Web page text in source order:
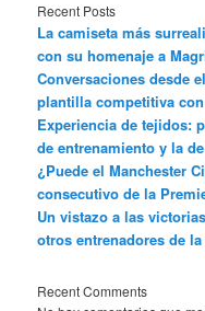
Recent Posts
La camiseta más
con su homenaje a
Conversaciones desde
plantilla competitiva
Experiencia de tejidos:
de entrenamiento y la
¿Puede el Manchester
consecutivo de la
Un vistazo a las
otros entrenadores de
Recent Comments